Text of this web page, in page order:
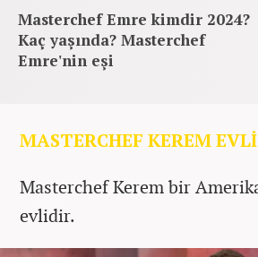
Masterchef Emre kimdir 2024?
Kaç yaşında? Masterchef
Emre'nin eşi
MASTERCHEF KEREM
Masterchef Kerem bir
evlidir.